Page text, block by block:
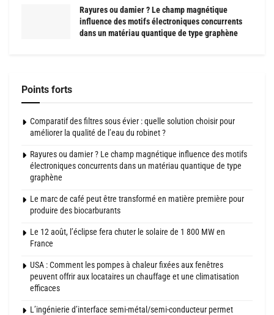
Rayures ou damier ? Le champ magnétique
influence des motifs électroniques concurrents
dans un matériau quantique de type graphène
Points forts
Comparatif des filtres sous évier : quelle solution choisir pour
améliorer la qualité de l’eau du robinet ?
Rayures ou damier ? Le champ magnétique influence des motifs
électroniques concurrents dans un matériau quantique de type
graphène
Le marc de café peut être transformé en matière première pour
produire des biocarburants
Le 12 août, l’éclipse fera chuter le solaire de 1 800 MW en
France
USA : Comment les pompes à chaleur fixées aux fenêtres
peuvent offrir aux locataires un chauffage et une climatisation
efficaces
L’ingénierie d’interface semi-métal/semi-conducteur permet